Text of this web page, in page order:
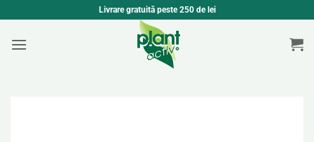
content
Livrare gratuită peste 250 de lei